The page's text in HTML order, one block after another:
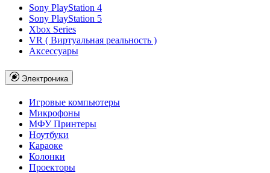
Sony PlayStation 4
Sony PlayStation 5
Xbox Series
VR ( Виртуальная реальность )
Аксессуары
Электроника
Игровые компьютеры
Микрофоны
МФУ Принтеры
Ноутбуки
Караоке
Колонки
Проекторы